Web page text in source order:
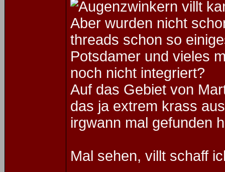
villt
Aber wurden nicht
threads schon so
Potsdamer und vieles
noch nicht integriert?
Auf das Gebiet von
das ja extrem krass
irgwann mal gefunden
Mal sehen, villt schaff